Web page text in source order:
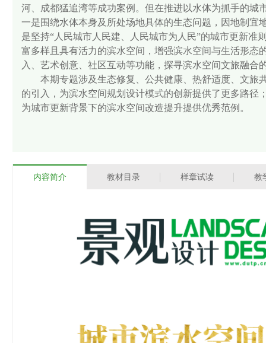
河、成都猛追湾等成功案例。但在推进以水体为抓手的
一是围绕水体本身及所处场地具体的生态问题，因地制
是坚持“人民城市人民建、人民城市为人民”的城市更新
富多样且具有活力的滨水空间，增强滨水空间与生活形
入、艺术创意、社区互动等功能，探寻滨水空间文旅融合
本期专题涉及生态修复、公共健康、热舒适度、文旅
的引入，为滨水空间规划设计模式的创新提供了更多路
为城市更新背景下的滨水空间改造提升提供优秀范例。
内容简介 教材目录 样章试读 教